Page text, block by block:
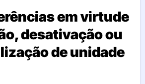
em virtude
desativação ou
de unidade